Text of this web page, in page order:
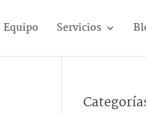
Equipo Servicios